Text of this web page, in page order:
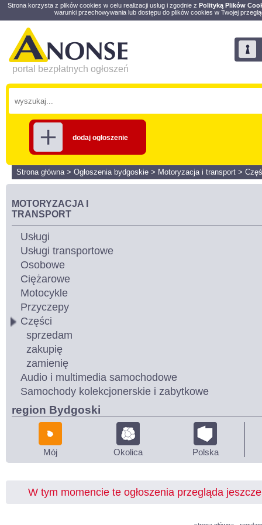
Strona korzysta z plików cookies w celu realizacji usług i zgodnie z Polityką Plików
warunki przechowywania lub dostępu do plików cookies w Twojej
portal bezpłatnych ogłoszeń
dodaj ogłoszenie
Strona główna> Ogłoszenia bydgoskie > Motoryzacja i transport >
MOTORYZACJA I
TRANSPORT
Usługi
Usługi transportowe
Osobowe
Ciężarowe
Motocykle
Przyczepy
Części
sprzedam
zakupię
zamienię
Audio i multimedia samochodowe
Samochody kolekcjonerskie i zabytkowe
region Bydgoski
Mój Okolica Polska
W tym momencie te ogłoszenia przegląda